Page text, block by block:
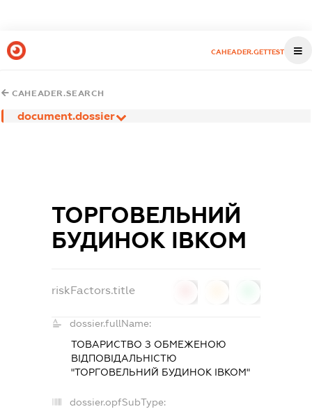
CAHEADER.GETTEST
CAHEADER.SEARCH
document.dossier
ТОРГОВЕЛЬНИЙ
БУДИНОК ІВКОМ
riskFactors.title
dossier.fullName:
ТОВАРИСТВО З ОБМЕЖЕНОЮ
ВІДПОВІДАЛЬНІСТЮ
"ТОРГОВЕЛЬНИЙ БУДИНОК ІВКОМ"
dossier.opfSubType: